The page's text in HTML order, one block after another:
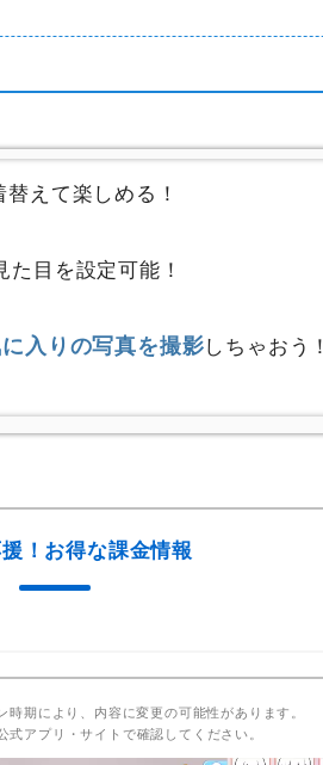
替えて楽しめる！
目を設定可能！
入りの写真を撮影しちゃおう！
！お得な課金情報
時期により、内容に変更の可能性があります。
式アプリ・サイトで確認してください。